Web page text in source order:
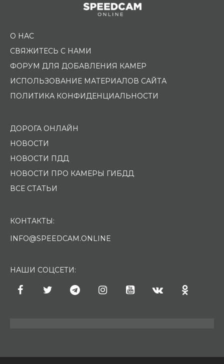
О НАС
СВЯЖИТЕСЬ С НАМИ
ФОРУМ ДЛЯ ДОБАВЛЕНИЯ КАМЕР
ИСПОЛЬЗОВАНИЕ МАТЕРИАЛОВ САЙТА
ПОЛИТИКА КОНФИДЕНЦИАЛЬНОСТИ
ДОРОГА ОНЛАЙН
НОВОСТИ
НОВОСТИ ПДД
НОВОСТИ ПРО КАМЕРЫ ГИБДД
ВСЕ СТАТЬИ
КОНТАКТЫ:
INFO@SPEEDCAM.ONLINE
НАШИ СОЦСЕТИ: